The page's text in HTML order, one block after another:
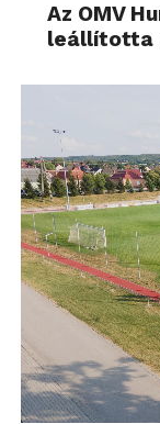
Az OMV
leállította